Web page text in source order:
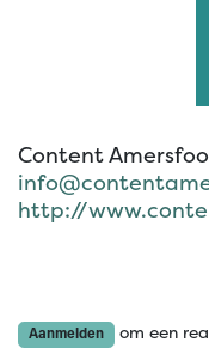
Content
http://
Aanmelden om een